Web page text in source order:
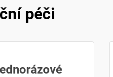
péči